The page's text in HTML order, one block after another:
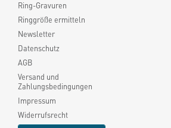
Ring-Gravuren
Ringgröße ermitteln
Newsletter
Datenschutz
AGB
Versand und
Zahlungsbedingungen
Impressum
Widerrufsrecht